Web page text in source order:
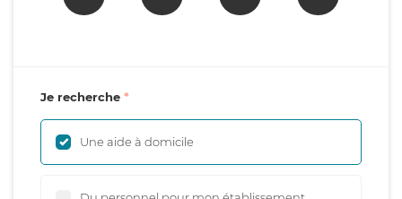
Je recherche
Une aide à domicile